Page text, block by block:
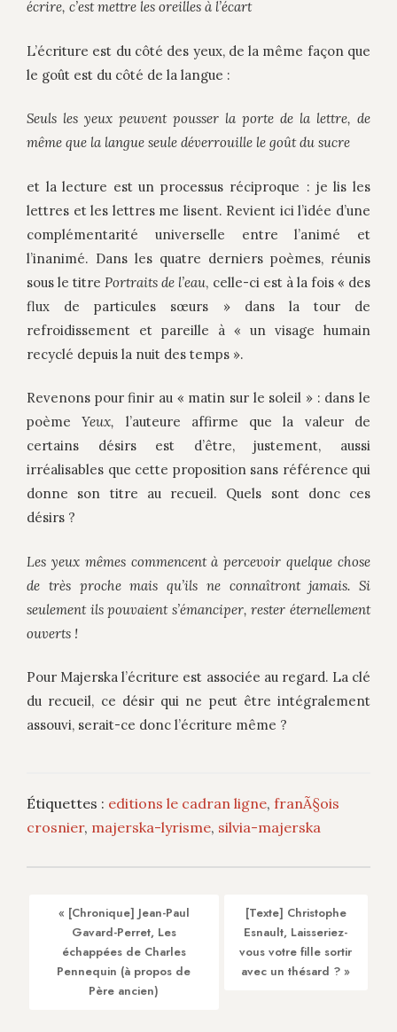
écrire, c’est mettre les oreilles à l’écart
L’écriture est du côté des yeux, de la même façon que
le goût est du côté de la langue :
Seuls les yeux peuvent pousser la porte de la lettre, de
même que la langue seule déverrouille le goût du sucre
et la lecture est un processus réciproque : je lis les
lettres et les lettres me lisent. Revient ici l’idée d’une
complémentarité universelle entre l’animé et
l’inanimé. Dans les quatre derniers poèmes, réunis
sous le titre Portraits de l’eau, celle-ci est à la fois « des
flux de particules sœurs »
dans la tour de
refroidissement et pareille à « un visage humain
recyclé depuis la nuit des temps ».
Revenons pour finir au « matin sur le soleil » : dans le
poèmeYeux, l’auteure affirme que la valeur de
certains désirs est d’être, justement, aussi
irréalisables que cette proposition sans référence qui
donne son titre au recueil. Quels sont donc ces
désirs ?
Les yeux mêmes commencent à percevoir quelque chose
de très proche mais qu’ils ne connaîtront jamais. Si
seulement ils pouvaient s’émanciper, rester éternellement
ouverts !
Pour Majerska l’écriture est associée au regard. La clé
du recueil, ce désir qui ne peut être intégralement
assouvi, serait-ce donc l’écriture même ?
Étiquettes : editions le cadran ligne, franÃ§ois
crosnier, majerska-lyrisme, silvia-majerska
« [Chronique] Jean-Paul
Gavard-Perret, Les
échappées de Charles
Pennequin (à propos de
Père ancien)
[Texte] Christophe
Esnault, Laisseriez-
vous votre fille sortir
avec un thésard ? »